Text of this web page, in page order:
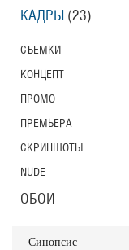
Синопсис
КАДРЫ (23)
СЪЕМКИ
КОНЦЕПТ
ПРОМО
ПРЕМЬЕРА
СКРИНШОТЫ
NUDE
ОБОИ